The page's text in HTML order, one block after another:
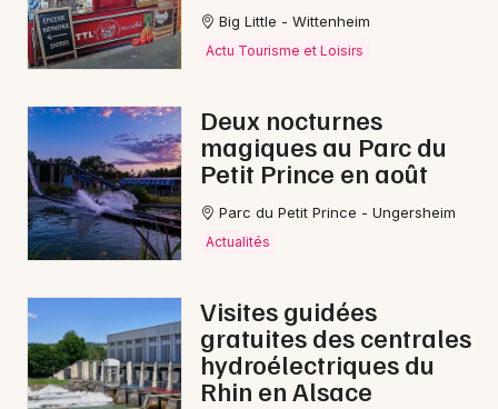
Big Little - Wittenheim
Actu Tourisme et Loisirs
Deux nocturnes
magiques au Parc du
Petit Prince en août
Parc du Petit Prince - Ungersheim
Actualités
Visites guidées
gratuites des centrales
hydroélectriques du
Rhin en Alsace